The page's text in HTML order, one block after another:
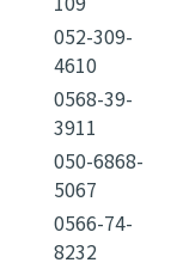
052-309-
4610
0568-39-
3911
050-6868-
5067
0566-74-
8232